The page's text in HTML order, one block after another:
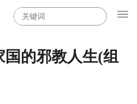
国的邪教人生(组